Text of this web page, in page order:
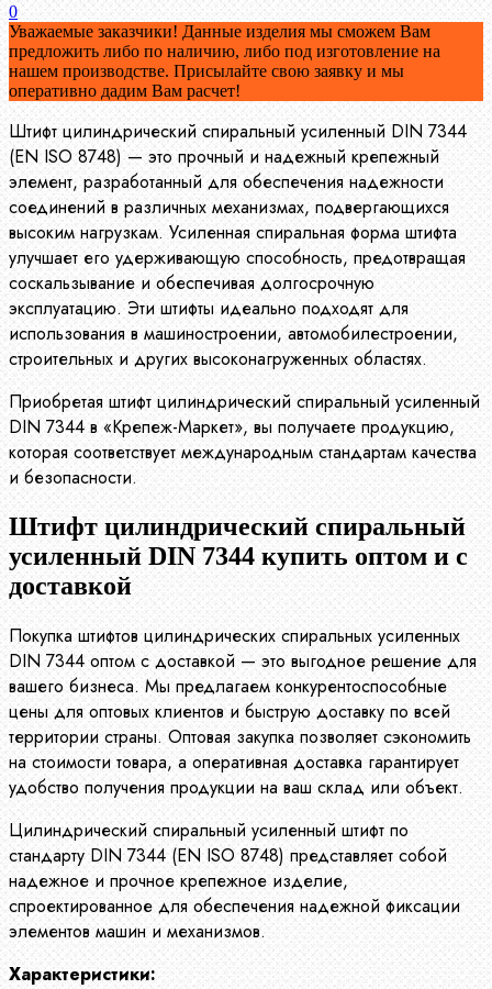
0
Уважаемые заказчики! Данные изделия мы сможем Вам
предложить либо по наличию, либо под изготовление на
нашем производстве. Присылайте свою заявку и мы
оперативно дадим Вам расчет!
Штифт цилиндрический спиральный усиленный DIN 7344
(EN ISO 8748) — это прочный и надежный крепежный
элемент, разработанный для обеспечения надежности
соединений в различных механизмах, подвергающихся
высоким нагрузкам. Усиленная спиральная форма штифта
улучшает его удерживающую способность, предотвращая
соскальзывание и обеспечивая долгосрочную
эксплуатацию. Эти штифты идеально подходят для
использования в машиностроении, автомобилестроении,
строительных и других высоконагруженных областях.
Приобретая штифт цилиндрический спиральный усиленный
DIN 7344 в «Крепеж-Маркет», вы получаете продукцию,
которая соответствует международным стандартам качества
и безопасности.
Штифт цилиндрический спиральный
усиленный DIN 7344 купить оптом и с
доставкой
Покупка штифтов цилиндрических спиральных усиленных
DIN 7344 оптом с доставкой — это выгодное решение для
вашего бизнеса. Мы предлагаем конкурентоспособные
цены для оптовых клиентов и быструю доставку по всей
территории страны. Оптовая закупка позволяет сэкономить
на стоимости товара, а оперативная доставка гарантирует
удобство получения продукции на ваш склад или объект.
Цилиндрический спиральный усиленный штифт по
стандарту DIN 7344 (EN ISO 8748) представляет собой
надежное и прочное крепежное изделие,
спроектированное для обеспечения надежной фиксации
элементов машин и механизмов.
Характеристики: